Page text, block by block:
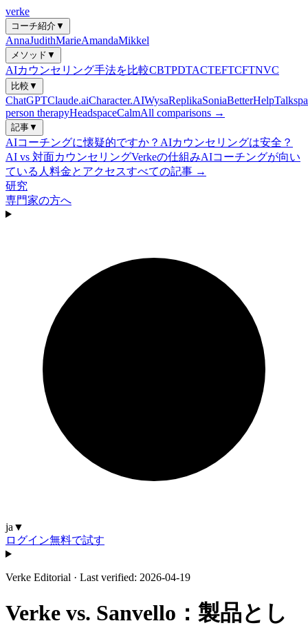
verke
コーチ紹介▼
AnnaJudithMarieAmandaMikkel
メソッド ▼
AIカウンセリング手法を比較CBTPDTACTEFTCFTNVC
比較 ▼
ChatGPTClaude.aiCharacter.AIWysaReplikaSoniaBetterHelp
person therapyHeadspaceCalmAll comparisons →
記事▼
AIコーチングに懐疑的ですか？ AIカウンセリングは安全？
AI vs 対面カウンセリングVerkeの仕組みAIコーチングが向い
ている人 料金とアクセスすべての記事 →
研究
専門家の方へ
ja ▼
ログイン無料で試す
Verke Editorial · Last verified: 2026-04-19
Verke vs. Sanvello：製品とし